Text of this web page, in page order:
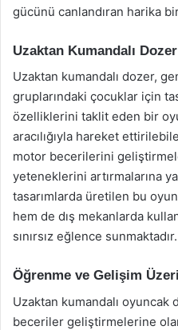
gücünü canlandıran harika
Uzaktan Kumandalı
Uzaktan kumandalı dozer,
gruplarındaki çocuklar için
özelliklerini taklit eden bir
aracılığıyla hareket
motor becerilerini
yeteneklerini artırmalarına
tasarımlarda üretilen bu
hem de dış mekanlarda
sınırsız eğlence sunmaktadır.
Öğrenme ve Gelişim
Uzaktan kumandalı oyuncak
beceriler geliştirmelerine